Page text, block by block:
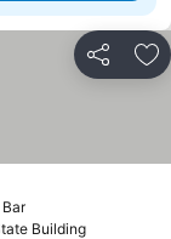
Teilen
Building